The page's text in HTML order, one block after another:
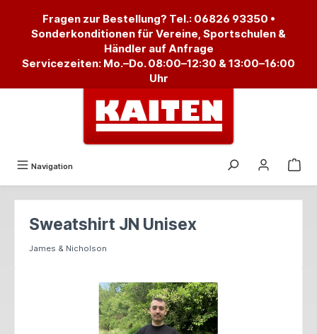
Fragen zur Bestellung? Tel.: 06826 93350 •
Sonderkonditionen für Vereine, Sportschulen &
Händler auf Anfrage
Servicezeiten: Mo.–Do. 08:00–12:30 & 13:00–16:00
Uhr
Navigation
Sweatshirt JN Unisex
James & Nicholson
Bildergalerie überspringen